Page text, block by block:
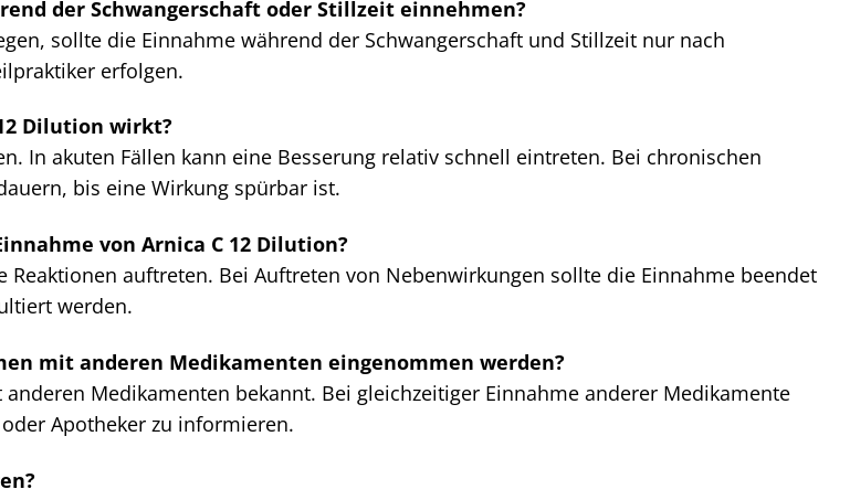
der Schwangerschaft oder Stillzeit einnehmen?
sollte die Einnahme während der Schwangerschaft und Stillzeit nur nach
erfolgen.
Dilution wirkt?
In akuten Fällen kann eine Besserung relativ schnell eintreten. Bei chronischen
bis eine Wirkung spürbar ist.
von Arnica C 12 Dilution?
Reaktionen auftreten. Bei Auftreten von Nebenwirkungen sollte die Einnahme beendet
werden.
mit anderen Medikamenten eingenommen werden?
Medikamenten bekannt. Bei gleichzeitiger Einnahme anderer Medikamente
Apotheker zu informieren.